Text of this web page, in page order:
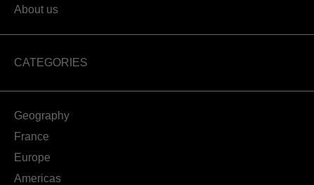
About us
CATEGORIES
Geography
France
Europe
Americas